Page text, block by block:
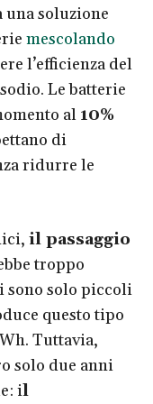
una soluzione
mescolando
l’efficienza del
Le batterie
al 10%
di
ridurre le
il passaggio
troppo
sono solo piccoli
questo tipo
Tuttavia,
solo due anni
il